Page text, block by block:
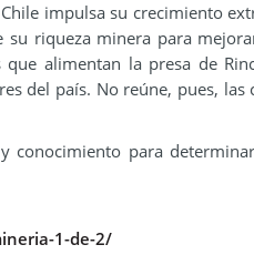
impulsa su crecimiento
riqueza minera para
alimentan la presa de
del país. No reúne, pues, las
conocimiento para
1-de-2/